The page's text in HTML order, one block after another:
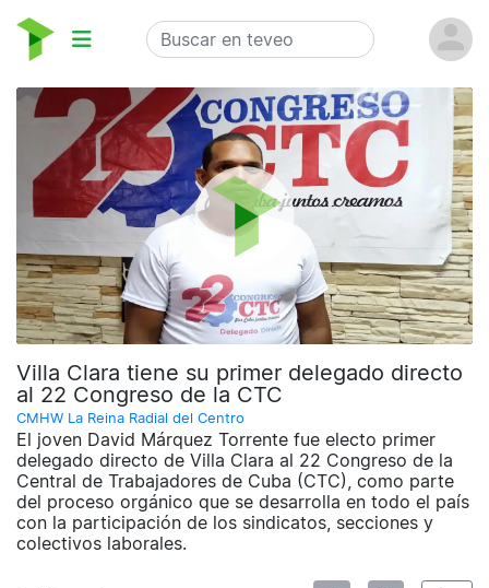
Villa Clara tiene su primer delegado directo
al 22 Congreso de la CTC
CMHW La Reina Radial del Centro
El joven David Márquez Torrente fue electo primer
delegado directo de Villa Clara al 22 Congreso de la
Central de Trabajadores de Cuba (CTC), como parte
del proceso orgánico que se desarrolla en todo el país
con la participación de los sindicatos, secciones y
colectivos laborales.